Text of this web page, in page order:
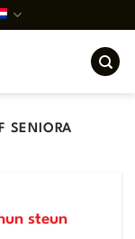
SENIORA
steun